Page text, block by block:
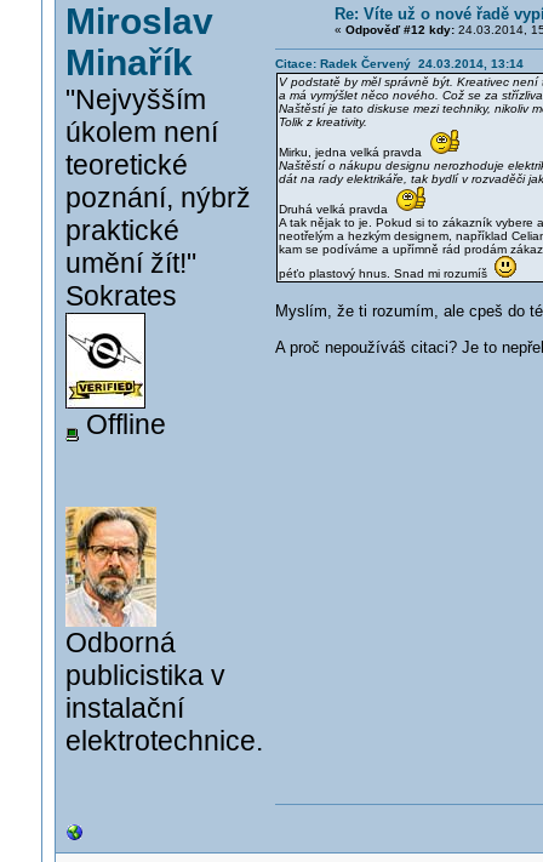
Miroslav
Minařík
"Nejvyšším
úkolem není
teoretické
poznání, nýbrž
praktické
umění žít!"
Sokrates
Offline
Odborná
publicistika v
instalační
elektrotechnice.
Re: Víte už o nové řadě
« Odpověď #12 kdy:24.03.2014,
Citace: Radek Červený 24.03.2014, 13:14
V podstatě by měl správně být. Kreativec
a má vymýšlet něco nového. Což se za
Naštěstí je tato diskuse mezi techniky, nikoliv
Tolik z kreativity.
Mirku, jedna velká pravda
Naštěstí o nákupu designu nerozhoduje
dát na rady elektrikáře, tak bydlí v rozvaděči
Druhá velká pravda
A tak nějak to je. Pokud si to zákazník vybere
neotřelým a hezkým designem, například
kam se podíváme a upřímně rád prodám
péťo plastový hnus. Snad mi rozumíš
Myslím, že ti rozumím, ale cpeš do
A proč nepoužíváš citaci? Je to